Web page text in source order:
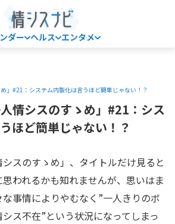
ダー ヘルス エンタメ
」#21：システム内製化は言うほど簡単じゃない！？
情シスのすゝめ」#21：シス
ほど簡単じゃない！？
スのすゝめ」、タイトルだけ見ると
われるかも知れませんが、思いはま
事情によりやむなく”一人きりのボ
ス不在”という状況になってしまっ